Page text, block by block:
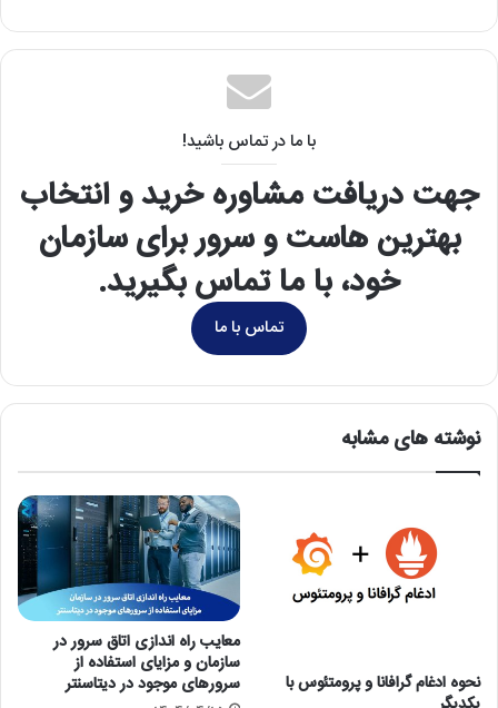
با ما در تماس باشید!
جهت دریافت مشاوره خرید و انتخاب
بهترین هاست و سرور برای سازمان
خود، با ما تماس بگیرید.
تماس با ما
نوشته های مشابه
نحوه ادغام گرافانا و پرومتئوس با
معایب راه اندازی اتاق سرور در
سازمان و مزایای استفاده از
سرورهای موجود در دیتاسنتر